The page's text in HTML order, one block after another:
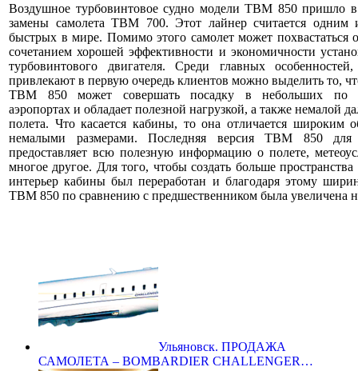
Воздушное турбовинтовое судно модели TBM 850 пришло в
замены самолета TBM 700. Этот лайнер считается одним
быстрых в мире. Помимо этого самолет может похвастаться
сочетанием хорошей эффективности и экономичности
турбовинтового двигателя. Среди главных
привлекают в первую очередь клиентов можно выделить то,
TBM 850 может совершать посадку в небольших по
аэропортах и обладает полезной нагрузкой, а также немалой
полета. Что касается кабины, то она отличается широким
немалыми размерами. Последняя версия TBM 850 для
предоставляет всю полезную информацию о полете,
многое другое. Для того, чтобы создать больше пространства
интерьер кабины был переработан и благодаря этому
TBM 850 по сравнению с предшественником была увеличена
Ульяновск. ПРОДАЖА
САМОЛЕТА – BOMBARDIER CHALLENGER…